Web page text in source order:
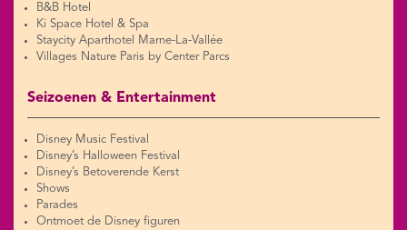
B&B Hotel
Ki Space Hotel & Spa
Staycity Aparthotel Marne-La-Vallée
Villages Nature Paris by Center Parcs
Seizoenen & Entertainment
Disney Music Festival
Disney’s Halloween Festival
Disney’s Betoverende Kerst
Shows
Parades
Ontmoet de Disney figuren